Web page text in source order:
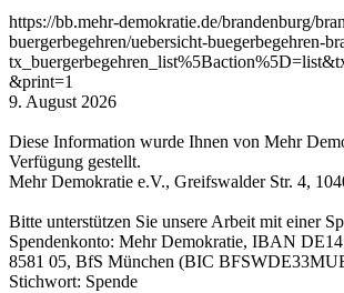
https://bb.mehr-demokratie.de/brandenburg/
buergerbegehren/uebersicht-buegerbegehren-
&print=1
9. August 2026
Diese Information wurde Ihnen von Mehr
Verfügung gestellt.
Mehr Demokratie e.V., Greifswalder Str. 4,
Bitte unterstützen Sie unsere Arbeit mit einer
Spendenkonto: Mehr Demokratie, IBAN
8581 05, BfS München (BIC
Stichwort: Spende